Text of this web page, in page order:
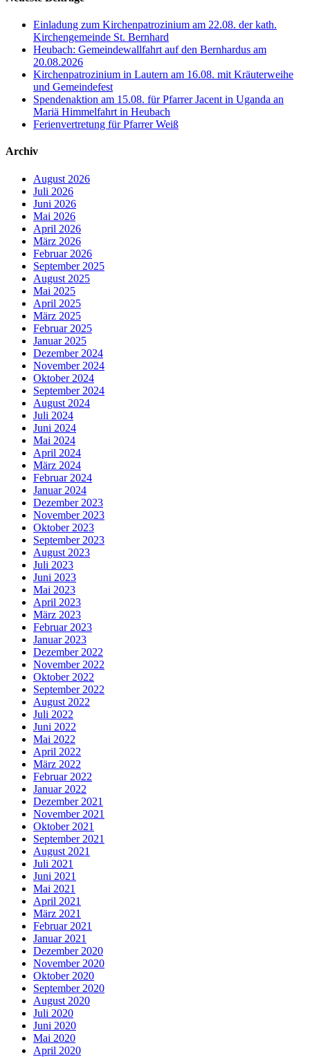
Einladung zum Kirchenpatrozinium am 22.08. der kath.
Kirchengemeinde St. Bernhard
Heubach: Gemeindewallfahrt auf den Bernhardus am
20.08.2026
Kirchenpatrozinium in Lautern am 16.08. mit Kräuterweihe
und Gemeindefest
Spendenaktion am 15.08. für Pfarrer Jacent in Uganda an
Mariä Himmelfahrt in Heubach
Ferienvertretung für Pfarrer Weiß
Archiv
August 2026
Juli 2026
Juni 2026
Mai 2026
April 2026
März 2026
Februar 2026
September 2025
August 2025
Mai 2025
April 2025
März 2025
Februar 2025
Januar 2025
Dezember 2024
November 2024
Oktober 2024
September 2024
August 2024
Juli 2024
Juni 2024
Mai 2024
April 2024
März 2024
Februar 2024
Januar 2024
Dezember 2023
November 2023
Oktober 2023
September 2023
August 2023
Juli 2023
Juni 2023
Mai 2023
April 2023
März 2023
Februar 2023
Januar 2023
Dezember 2022
November 2022
Oktober 2022
September 2022
August 2022
Juli 2022
Juni 2022
Mai 2022
April 2022
März 2022
Februar 2022
Januar 2022
Dezember 2021
November 2021
Oktober 2021
September 2021
August 2021
Juli 2021
Juni 2021
Mai 2021
April 2021
März 2021
Februar 2021
Januar 2021
Dezember 2020
November 2020
Oktober 2020
September 2020
August 2020
Juli 2020
Juni 2020
Mai 2020
April 2020